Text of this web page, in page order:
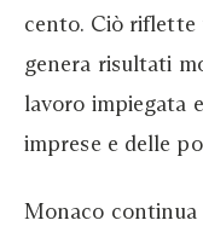
cento. Ciò riflette
genera risultati
lavoro impiegata
imprese e delle
Monaco continua